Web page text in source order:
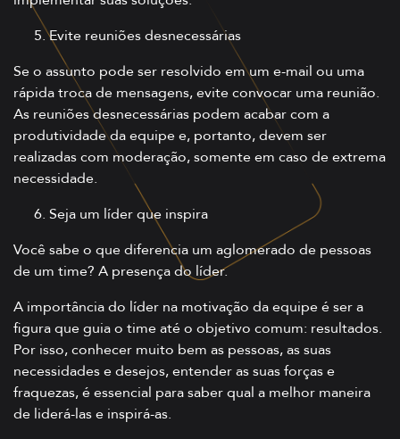
Evite reuniões desnecessárias
Se o assunto pode ser resolvido em um e-mail ou uma
rápida troca de mensagens, evite convocar uma reunião.
As reuniões desnecessárias podem acabar com a
produtividade da equipe e, portanto, devem ser
realizadas com moderação, somente em caso de extrema
necessidade.
Seja um líder que inspira
Você sabe o que diferencia um aglomerado de pessoas
de um time? A presença do líder.
A importância do líder na motivação da equipe é ser a
figura que guia o time até o objetivo comum: resultados.
Por isso, conhecer muito bem as pessoas, as suas
necessidades e desejos, entender as suas forças e
fraquezas, é essencial para saber qual a melhor maneira
de liderá-las e inspirá-as.